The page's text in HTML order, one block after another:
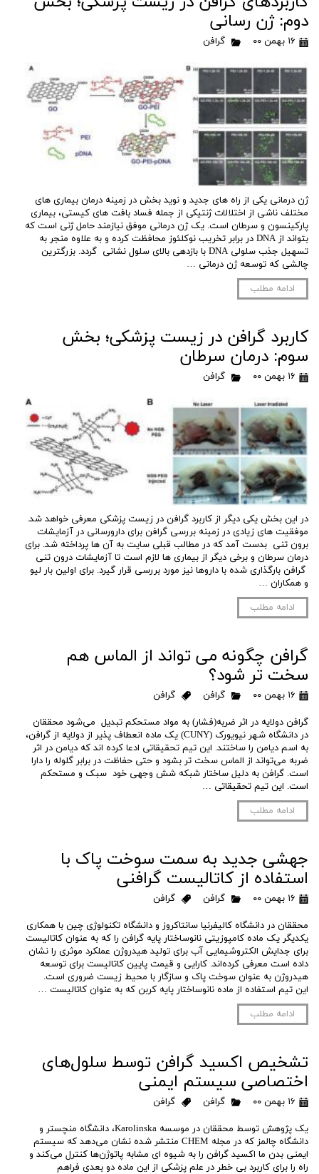
دوم: ژن رسانی
۱۶ بهمن ۰۰ گرافن
ژن درمانی یکی از راه های جدید و نوید بخش در زمینه درمان بیماری های
مختلف ناشی از اختلالات ژنتیکی از جمله فساد بافت های کیستی، بیماری
پارکینسون و سرطان است. یک ژن درمانی موفق نیازمند حامل ژنی است که
بتواند از DNA در برابر تخریب نوکلئوز محافظت کرده و به علاوه منجر به
تسهیل جذب سلولی DNA با بازدهی بالای سلول نشانی گردد. بزرگترین
چالشی که توسعه ژن درمانی …
ادامه مطلب
کاربرد گرافن در زیست پزشکی؛ بخش
سوم: درمان سرطان
۱۶ بهمن ۰۰ گرافن
در این بخش یکی دیگر از کاربرد گرافن در زیست پزشکی معرفی خواهد شد.
موفقیت های زیادی در زمینه بررسی گرافن برای دارورسانی در آزمایشات
برون تنی بدست آمد که در مطالب قبلی سایت به آن ها پرداخته شد. برای
درمان سرطان و برخی دیگر از بیماری ها لازم است تا آزمایشات درون تنی
گرافن بارگذاری شده با داروها نیز مورد بررسی قرار گیرد. برای اولین بار لیو
و همکاران …
ادامه مطلب
گرافن چگونه می تواند از الماس هم
سخت تر شود؟
۱۶ بهمن ۰۰ گرافن گرافن
گرافن دولایه در اثر ضربه(فشار) به مواد مستحکم تبدیل می‌شود محققان
در دانشگاه شهر نیویورک (CUNY) یک ماده انعطاف پذیر از دولایه از گرافن،
به اسم دیامن را ساختند. این تیم تحقیقاتی ادعا کرده اند که دیامن در اثر
ضربه می‌تواند از الماس سخت تر بشود و حتی حفاظت در برابر گلوله را دارا
است. گرافن به دلیل ساختار شبکه شش وجهی خود سبک و مستحکم
است. این تیم تحقیقاتی …
ادامه مطلب
جهشی جدید به سمت سوخت پاک با
استفاده از کاتالیست گرافنی
۱۶ بهمن ۰۰ گرافن گرافن
محققان در دانشگاه کالیفرنیا سانتاکروز و دانشگاه تکنولوژی چین با همکاری
یکدیگر یک ماده کامپوزیتی نانوساختار پایه گرافن را که به عنوان کاتالیست
برای جدایش الکتروشیمایی آب برای تولید هیدروژن عملکرد موثری را نشان
داده است معرفی کرده‌اند. کارایی و قیمت پایین کاتالیست برای توسعه
هیدروژن به عنوان سوخت پاک و سازگار با محیط زیست ضروری است.
این تیم استفاده از ماده نانوساختار پایه کربن که به عنوان کاتالیست …
ادامه مطلب
تشخیص اکسید گرافن توسط سلول‌های
اختصاصی سیستم ایمنی
۱۶ بهمن ۰۰ گرافن گرافن
یک پژوهش توسط محققان در موسسه Karolinska، دانشگاه منچستر و
دانشگاه چالمز که در مجله CHEM منتشر شده نشان می‌دهد که سیستم
ایمنی بدن ما اکسید گرافن را به شیوه ای مشابه پاتوژن‌ها کنترل می‌کند و
راه را برای کاربرد بی خطر در علم پزشکی از این ماده دو بعدی فراهم